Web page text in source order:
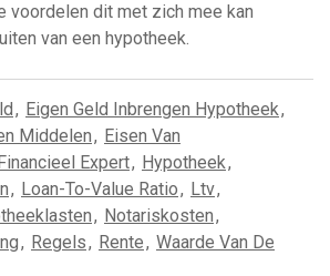
voordelen dit met zich mee kan
van een hypotheek.
, Eigen Geld Inbrengen Hypotheek,
Middelen, Eisen Van
Expert, Hypotheek,
, Loan-To-Value Ratio, Ltv,
, Notariskosten,
, Regels, Rente, Waarde Van De